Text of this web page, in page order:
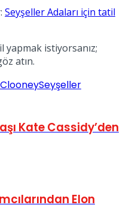
Seyşeller Adaları için tatil
yapmak istiyorsanız;
atın.
Seyşeller
Kate Cassidy’den
Elon